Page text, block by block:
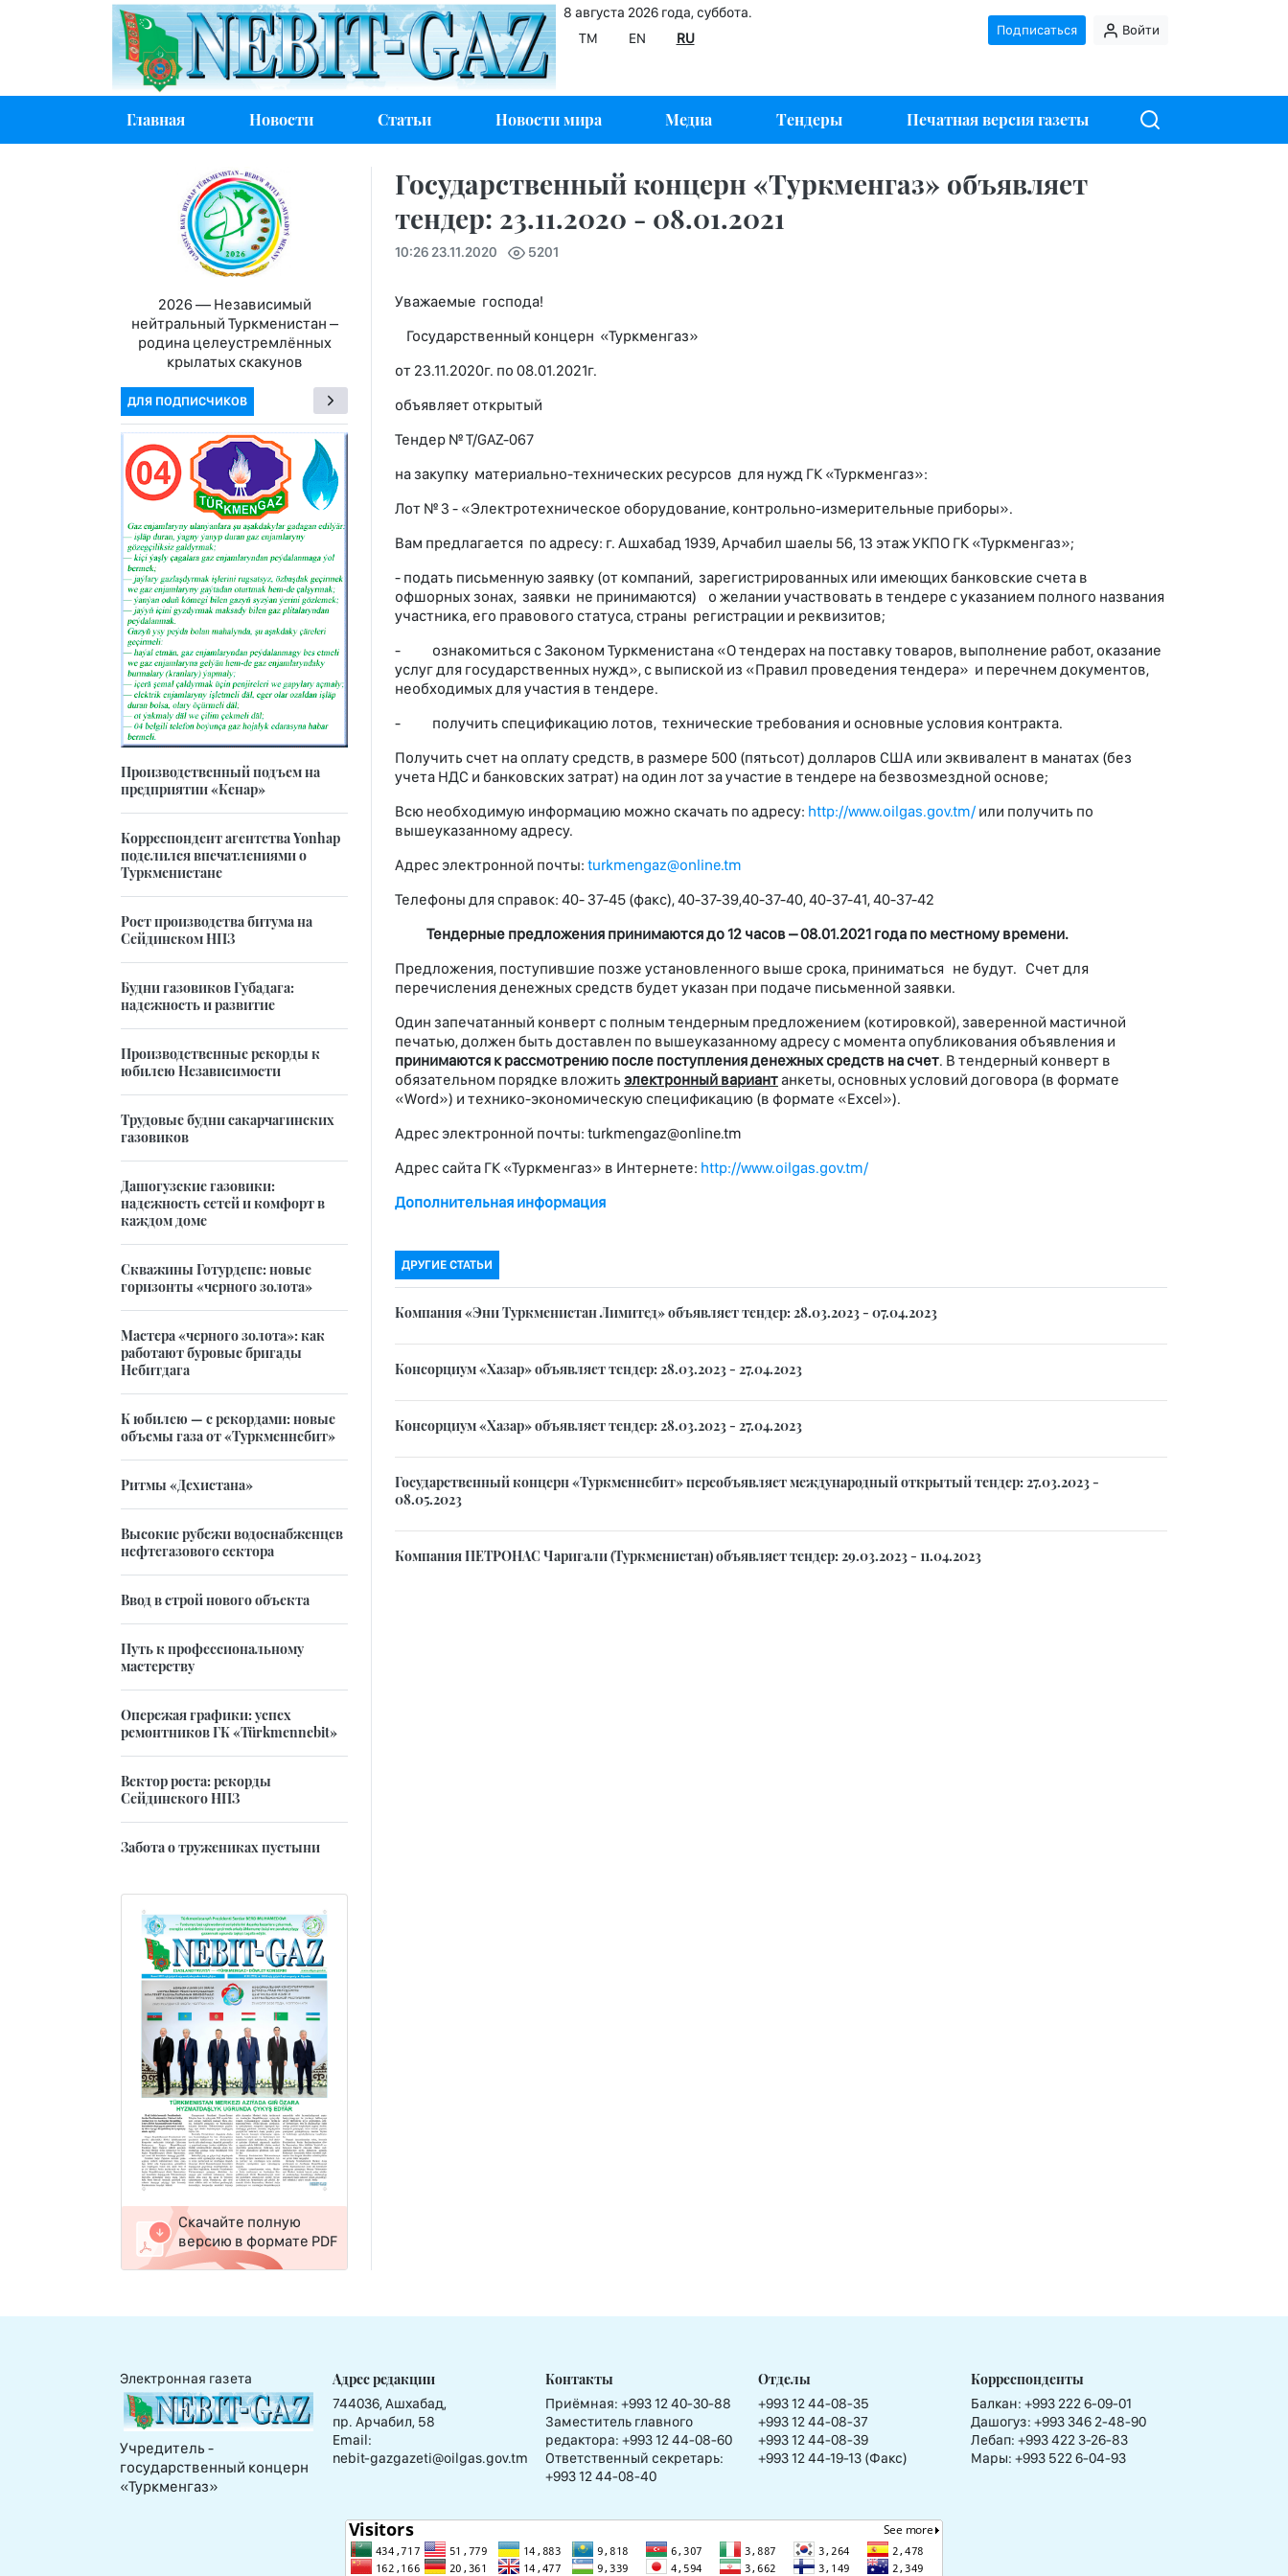
8 августа 2026 года, суббота.
TM
EN RU
Подписаться Войти
Главная Новости Статьи Новости мира Медиа Тендеры Печатная версия газеты
Государственный концерн «Туркменгаз» объявляет
тендер: 23.11.2020 - 08.01.2021
10:26 23.11.2020 5201
Уважаемые господа!
Государственный концерн «Туркменгаз»
от 23.11.2020г. по 08.01.2021г.
объявляет открытый
Тендер № T/GAZ-067
на закупку материально-технических ресурсов для нужд ГК «Туркменгаз»:
Лот № 3 - «Электротехническое оборудование, контрольно-измерительные приборы».
Вам предлагается по адресу: г. Ашхабад 1939, Арчабил шаелы 56, 13 этаж УКПО ГК «Туркменгаз»;
- подать письменную заявку (от компаний, зарегистрированных или имеющих банковские счета в
офшорных зонах, заявки не принимаются) о желании участвовать в тендере с указанием полного названия
участника, его правового статуса, страны регистрации и реквизитов;
- ознакомиться с Законом Туркменистана «О тендерах на поставку товаров, выполнение работ, оказание
услуг для государственных нужд», с выпиской из «Правил проведения тендера» и перечнем документов,
необходимых для участия в тендере.
- получить спецификацию лотов, технические требования и основные условия контракта.
Получить счет на оплату средств, в размере 500 (пятьсот) долларов США или эквивалент в манатах (без
учета НДС и банковских затрат) на один лот за участие в тендере на безвозмездной основе;
Всю необходимую информацию можно скачать по адресу: http://www.oilgas.gov.tm/ или получить по
вышеуказанному адресу.
Адрес электронной почты: turkmengaz@online.tm
Телефоны для справок: 40- 37-45 (факс), 40-37-39,40-37-40, 40-37-41, 40-37-42
Тендерные предложения принимаются до 12 часов –08.01.2021 года по местному времени.
Предложения, поступившие позже установленного выше срока, приниматься не будут. Счет для
перечисления денежных средств будет указан при подаче письменной заявки.
Один запечатанный конверт с полным тендерным предложением (котировкой), заверенной мастичной
печатью, должен быть доставлен по вышеуказанному адресу с момента опубликования объявления и
принимаются к рассмотрению после поступления денежных средств на счет. В тендерный конверт в
обязательном порядке вложить электронный вариантанкеты, основных условий договора (в формате
«Word») и технико-экономическую спецификацию (в формате «Excel»).
Адрес электронной почты: turkmengaz@online.tm
Адрес сайта ГК «Туркменгаз» в Интернете: http://www.oilgas.gov.tm/
Дополнительная информация
ДРУГИЕ СТАТЬИ
Компания «Эни Туркменистан Лимитед» объявляет тендер: 28.03.2023 - 07.04.2023
Консорциум «Хазар» объявляет тендер: 28.03.2023 - 27.04.2023
Консорциум «Хазар» объявляет тендер: 28.03.2023 - 27.04.2023
Государственный концерн «Туркменнебит» переобъявляет международный открытый тендер: 27.03.2023 -
08.05.2023
Компания ПЕТРОНАС Чаригали (Туркменистан) объявляет тендер: 29.03.2023 - 11.04.2023
2026 — Независимый
нейтральный Туркменистан –
родина целеустремлённых
крылатых скакунов
ДЛЯ ПОДПИСЧИКОВ
Производственный подъем на
предприятии «Кенар»
Корреспондент агентства Yonhap
поделился впечатлениями о
Туркменистане
Рост производства битума на
Сейдинском НПЗ
Будни газовиков Губадага:
надежность и развитие
Производственные рекорды к
юбилею Независимости
Трудовые будни сакарчагинских
газовиков
Дашогузские газовики:
надежность сетей и комфорт в
каждом доме
Скважины Готурдепе: новые
горизонты «черного золота»
Мастера «черного золота»: как
работают буровые бригады
Небитдага
К юбилею — с рекордами: новые
объемы газа от «Туркменнебит»
Ритмы «Дехистана»
Высокие рубежи водоснабженцев
нефтегазового сектора
Ввод в строй нового объекта
Путь к профессиональному
мастерству
Опережая графики: успех
ремонтников ГК «Türkmennebit»
Вектор роста: рекорды
Сейдинского НПЗ
Забота о тружениках пустыни
Скачайте полную
версию в формате PDF
Электронная газета
Учредитель -
государственный концерн
«Туркменгаз»
Адрес редакции
744036, Ашхабад,
пр. Арчабил, 58
Email:
nebit-gazgazeti@oilgas.gov.tm
Контакты
Приёмная: +993 12 40-30-88
Заместитель главного
редактора: +993 12 44-08-60
Ответственный секретарь:
+993 12 44-08-40
Отделы
+993 12 44-08-35
+993 12 44-08-37
+993 12 44-08-39
+993 12 44-19-13 (Факс)
Корреспонденты
Балкан: +993 222 6-09-01
Дашогуз: +993 346 2-48-90
Лебап: +993 422 3-26-83
Мары: +993 522 6-04-93